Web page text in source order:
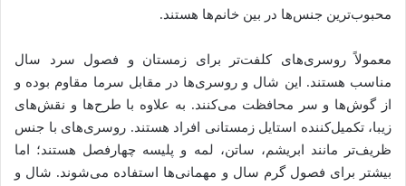
محبوب‌ترین جنس‌ها در بین خانم‌ها هستند.
معمولاً روسری‌های کلفت‌تر برای زمستان و فصول سرد سال
مناسب هستند. این شال و روسری‌ها در مقابل سرما مقاوم بوده و
از گوش‌ها و سر محافظت می‌کنند. به علاوه با طرح‌ها و نقش‌های
زیبا، تکمیل‌کننده استایل زمستانی افراد هستند. روسری‌های با جنس
ظریف‌تر مانند ابریشم، ساتن، لمه و پلیسه چهارفصل هستند؛ اما
بیشتر برای فصول گرم سال و مهمانی‌ها استفاده می‌شوند. شال و